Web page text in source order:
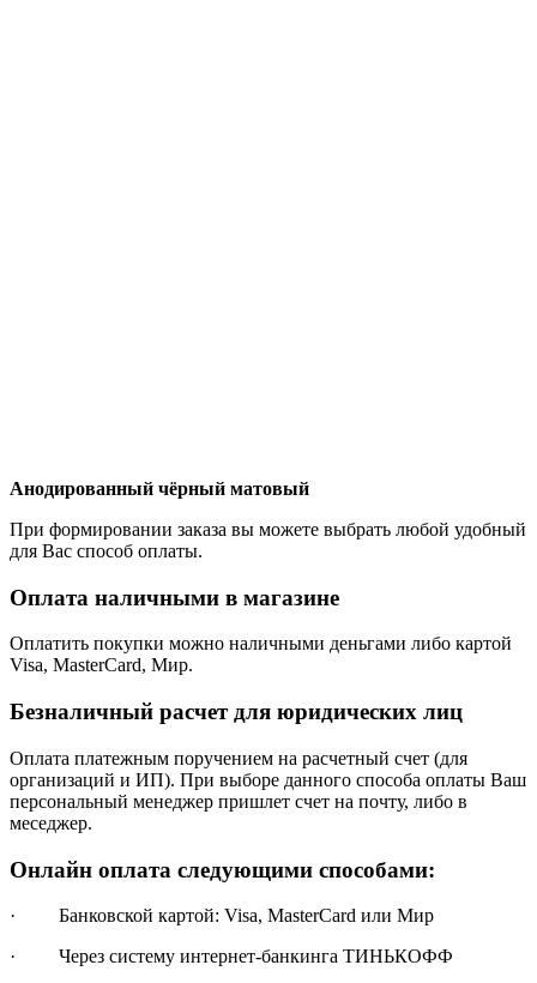
Анодированный чёрный матовый
При формировании заказа вы можете выбрать любой удобный
для Вас способ оплаты.
Оплата наличными в магазине
Оплатить покупки можно наличными деньгами либо картой
Visa, MasterCard, Мир.
Безналичный расчет для юридических лиц
Оплата платежным поручением на расчетный счет (для
организаций и ИП). При выборе данного способа оплаты Ваш
персональный менеджер пришлет счет на почту, либо в
меседжер.
Онлайн оплата следующими способами:
· Банковской картой: Visa, MasterCard или Мир
· Через систему интернет-банкинга ТИНЬКОФФ